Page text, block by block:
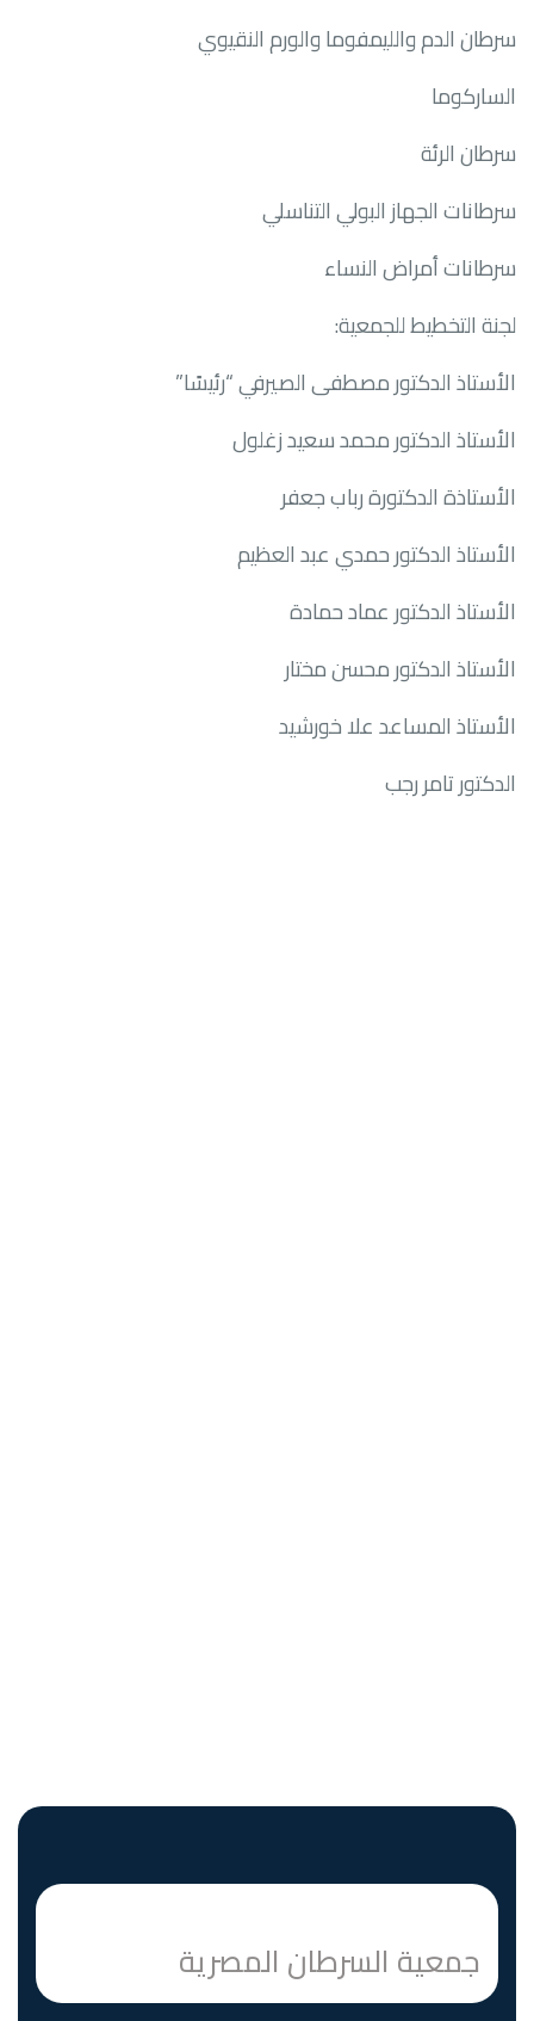
سرطان الدم والليمفوما والورم النقيوي
الساركوما
سرطان الرئة
سرطانات الجهاز البولي التناسلي
سرطانات أمراض النساء
لجنة التخطيط للجمعية:
الأستاذ الدكتور مصطفى الصيرفي “رئيسًا”
الأستاذ الدكتور محمد سعيد زغلول
الأستاذة الدكتورة رباب جعفر
الأستاذ الدكتور حمدي عبد العظيم
الأستاذ الدكتور عماد حمادة
الأستاذ الدكتور محسن مختار
الأستاذ المساعد علا خورشيد
الدكتور تامر رجب
جمعية السرطان المصرية